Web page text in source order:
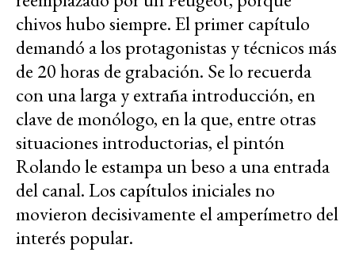
chivos hubo siempre. El primer capítulo
demandó a los protagonistas y técnicos más
de 20 horas de grabación. Se lo recuerda
con una larga y extraña introducción, en
clave de monólogo, en la que, entre otras
situaciones introductorias, el pintón
Rolando le estampa un beso a una entrada
del canal. Los capítulos iniciales no
movieron decisivamente el amperímetro del
interés popular.